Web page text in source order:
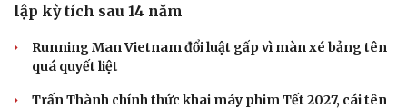
lập kỳ tích sau 14 năm
Running Man Vietnam đổi luật gấp vì màn xé bảng tên
quá quyết liệt
Trấn Thành chính thức khai máy phim Tết 2027, cái tên